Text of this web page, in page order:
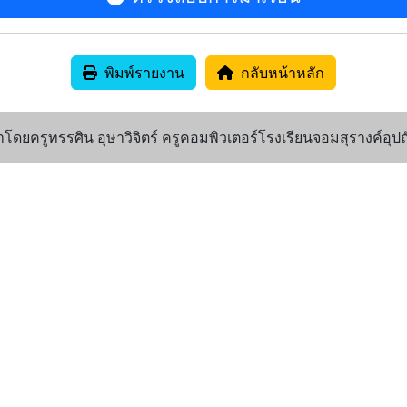
พิมพ์รายงาน กลับหน้าหลัก
ดยครูทรรศิน อุษาวิจิตร์ ครูคอมพิวเตอร์โรงเรียนจอมสุรางค์อุป